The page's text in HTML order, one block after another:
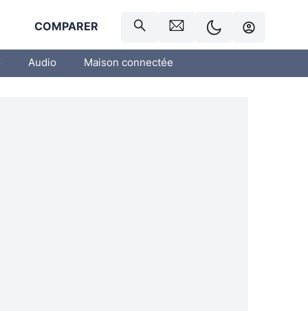
COMPARER
Audio Maison connectée